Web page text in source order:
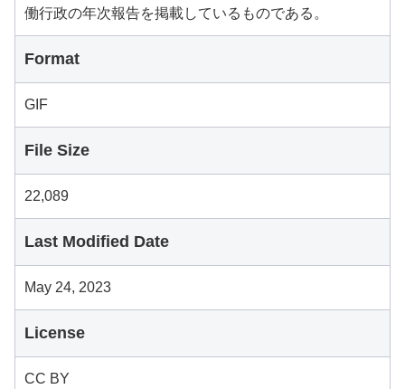
働行政の年次報告を掲載しているものである。
Format
GIF
File Size
22,089
Last Modified Date
May 24, 2023
License
CC BY